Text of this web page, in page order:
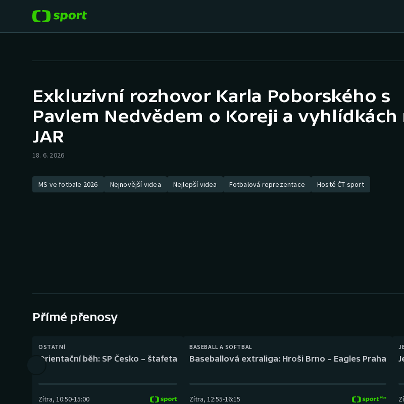
Hokej
Tenis
Baseball a softbal
Basketbal
Boby a skeleton
Gymnastika
Jezdectví
Judo
Exkluzivní rozhovor Karla Poborského s
Pavlem Nedvědem o Koreji a vyhlídkách
JAR
18. 6. 2026
MS ve fotbale 2026 Nejnovější videa Nejlepší videa Fotbalová reprezentace Hosté ČT sport
Přímé přenosy
OSTATNÍ
Orientační běh: SP Česko – štafeta
Zítra, 10:50-15:00
BASEBALL A SOFTBAL
Baseballová extraliga: Hroši Brno – Eagles Praha
Zítra, 12:55-16:15